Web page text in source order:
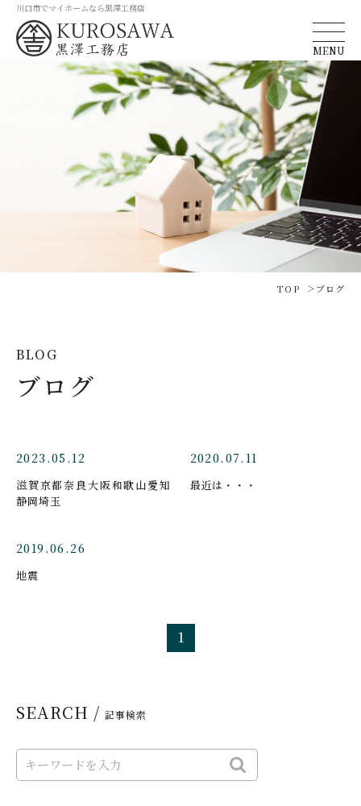
川口市でマイホームなら黒澤工務店
MENU
TOP ブログ
BLOG
ブログ
2023.05.12
滋賀京都奈良大阪和歌山愛知
静岡埼玉
2020.07.11
最近は・・・
2019.06.26
地震
1
SEARCH / 記事検索